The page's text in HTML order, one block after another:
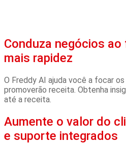
Conduza negócios
mais rapidez
O Freddy AI ajuda você a focar
promoverão receita. Obtenha
até a receita.
Aumente o valor do
e suporte integrados